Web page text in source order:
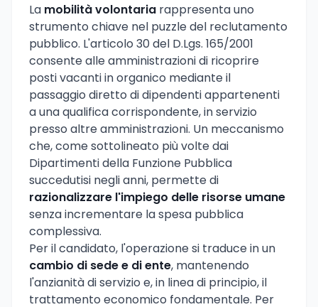
La mobilità volontaria rappresenta uno
strumento chiave nel puzzle del reclutamento
pubblico. L'articolo 30 del D.Lgs. 165/2001
consente alle amministrazioni di ricoprire
posti vacanti in organico mediante il
passaggio diretto di dipendenti appartenenti
a una qualifica corrispondente, in servizio
presso altre amministrazioni. Un meccanismo
che, come sottolineato più volte dai
Dipartimenti della Funzione Pubblica
succedutisi negli anni, permette di
razionalizzare l'impiego delle risorse umane
senza incrementare la spesa pubblica
complessiva.
Per il candidato, l'operazione si traduce in un
cambio di sede e di ente, mantenendo
l'anzianità di servizio e, in linea di principio, il
trattamento economico fondamentale. Per